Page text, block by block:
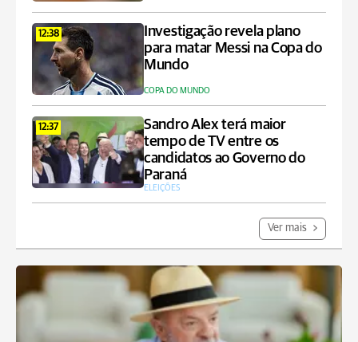
12:38
Investigação revela plano
para matar Messi na Copa do
Mundo
COPA DO MUNDO
12:37
Sandro Alex terá maior
tempo de TV entre os
candidatos ao Governo do
Paraná
ELEIÇÕES
Ver mais